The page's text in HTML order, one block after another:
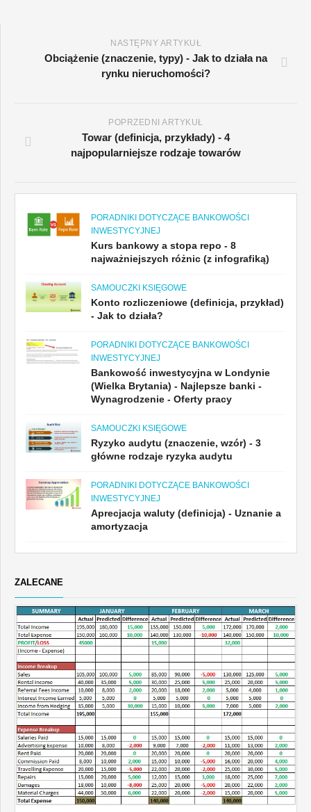
NASTĘPNY ARTYKUŁ
Obciążenie (znaczenie, typy) - Jak to działa na
rynku nieruchomości?
POPRZEDNI ARTYKUŁ
Towar (definicja, przykłady) - 4
najpopularniejsze rodzaje towarów
PORADNIKI DOTYCZĄCE BANKOWOŚCI
INWESTYCYJNEJ
Kurs bankowy a stopa repo - 8
najważniejszych różnic (z infografiką)
SAMOUCZKI KSIĘGOWE
Konto rozliczeniowe (definicja, przykład)
- Jak to działa?
PORADNIKI DOTYCZĄCE BANKOWOŚCI
INWESTYCYJNEJ
Bankowość inwestycyjna w Londynie
(Wielka Brytania) - Najlepsze banki -
Wynagrodzenie - Oferty pracy
SAMOUCZKI KSIĘGOWE
Ryzyko audytu (znaczenie, wzór) - 3
główne rodzaje ryzyka audytu
PORADNIKI DOTYCZĄCE BANKOWOŚCI
INWESTYCYJNEJ
Aprecjacja waluty (definicja) - Uznanie a
amortyzacja
ZALECANE